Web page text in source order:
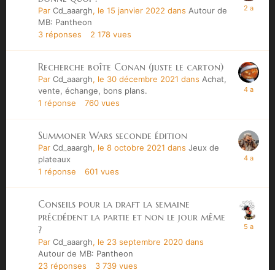
Par Cd_aaargh, le 15 janvier 2022 dans Autour de
MB: Pantheon
3 réponses 2 178 vues
Recherche boîte Conan (juste le carton)
Par Cd_aaargh, le 30 décembre 2021 dans Achat,
vente, échange, bons plans.
1 réponse 760 vues
Summoner Wars seconde édition
Par Cd_aaargh, le 8 octobre 2021 dans Jeux de
plateaux
1 réponse 601 vues
Conseils pour la draft la semaine
précdédent la partie et non le jour même
?
Par Cd_aaargh, le 23 septembre 2020 dans
Autour de MB: Pantheon
23 réponses 3 739 vues